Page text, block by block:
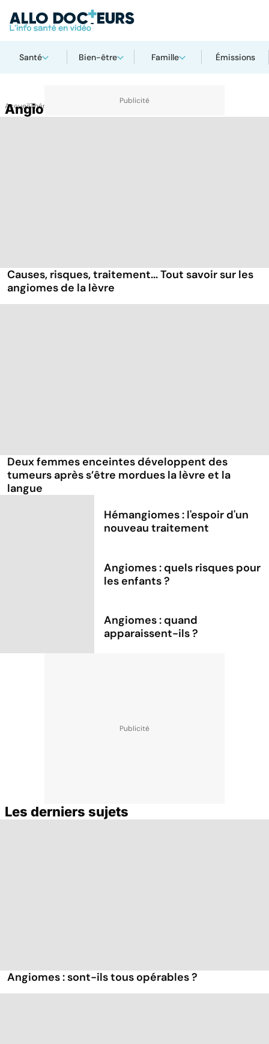
Santé Bien-être Famille Émissions
AccueilThématiques
Angiome
Causes, risques, traitement... Tout savoir sur les
angiomes de la lèvre
Deux femmes enceintes développent des
tumeurs après s’être mordues la lèvre et la
langue
Hémangiomes : l'espoir d'un
nouveau traitement
Angiomes : quels risques pour
les enfants ?
Angiomes : quand
apparaissent-ils ?
Les derniers sujets
Angiomes : sont-ils tous opérables ?